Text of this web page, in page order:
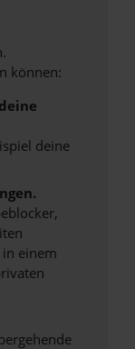
können:
deine
einem